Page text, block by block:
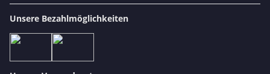
Unsere Bezahlmöglichkeiten